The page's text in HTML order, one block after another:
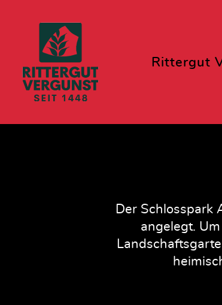
Rittergut
Der Schlosspark
angelegt.